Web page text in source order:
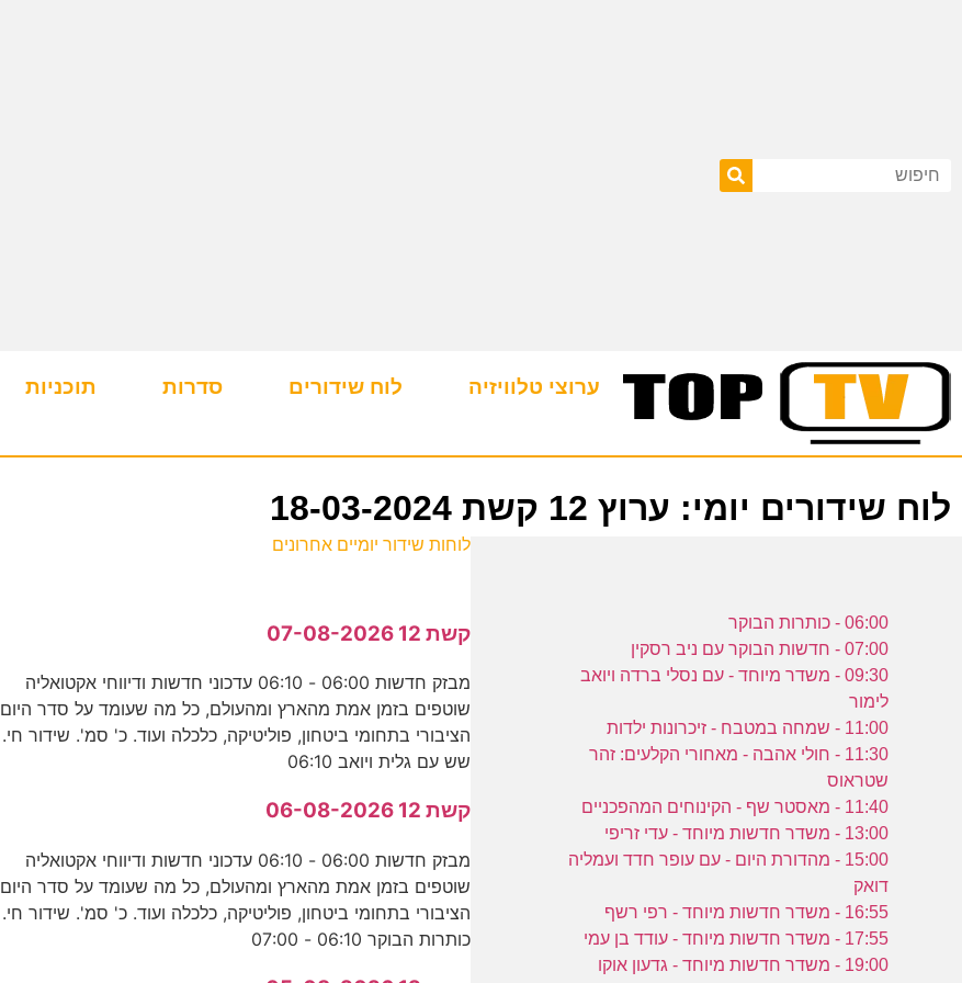
ערוצי טלוויזיה לוח שידורים סדרות תוכניות
לוח שידורים יומי: ערוץ 12 קשת 18-03-2024
06:00 - כותרות הבוקר
07:00 - חדשות הבוקר עם ניב רסקין
09:30 - משדר מיוחד - עם נסלי ברדה ויואב
לימור
11:00 - שמחה במטבח - זיכרונות ילדות
11:30 - חולי אהבה - מאחורי הקלעים: זהר
שטראוס
11:40 - מאסטר שף - הקינוחים המהפכניים
13:00 - משדר חדשות מיוחד - עדי זריפי
15:00 - מהדורת היום - עם עופר חדד ועמליה
דואק
16:55 - משדר חדשות מיוחד - רפי רשף
17:55 - משדר חדשות מיוחד - עודד בן עמי
19:00 - משדר חדשות מיוחד - גדעון אוקו
לוחות שידור יומיים אחרונים
קשת 12 07-08-2026
מבזק חדשות 06:00 - 06:10 עדכוני חדשות ודיווחי אקטואליה
שוטפים בזמן אמת מהארץ ומהעולם, כל מה שעומד על סדר היום
הציבורי בתחומי ביטחון, פוליטיקה, כלכלה ועוד. כ' סמ'. שידור חי.
שש עם גלית ויואב 06:10
קשת 12 06-08-2026
מבזק חדשות 06:00 - 06:10 עדכוני חדשות ודיווחי אקטואליה
שוטפים בזמן אמת מהארץ ומהעולם, כל מה שעומד על סדר היום
הציבורי בתחומי ביטחון, פוליטיקה, כלכלה ועוד. כ' סמ'. שידור חי.
כותרות הבוקר 06:10 - 07:00